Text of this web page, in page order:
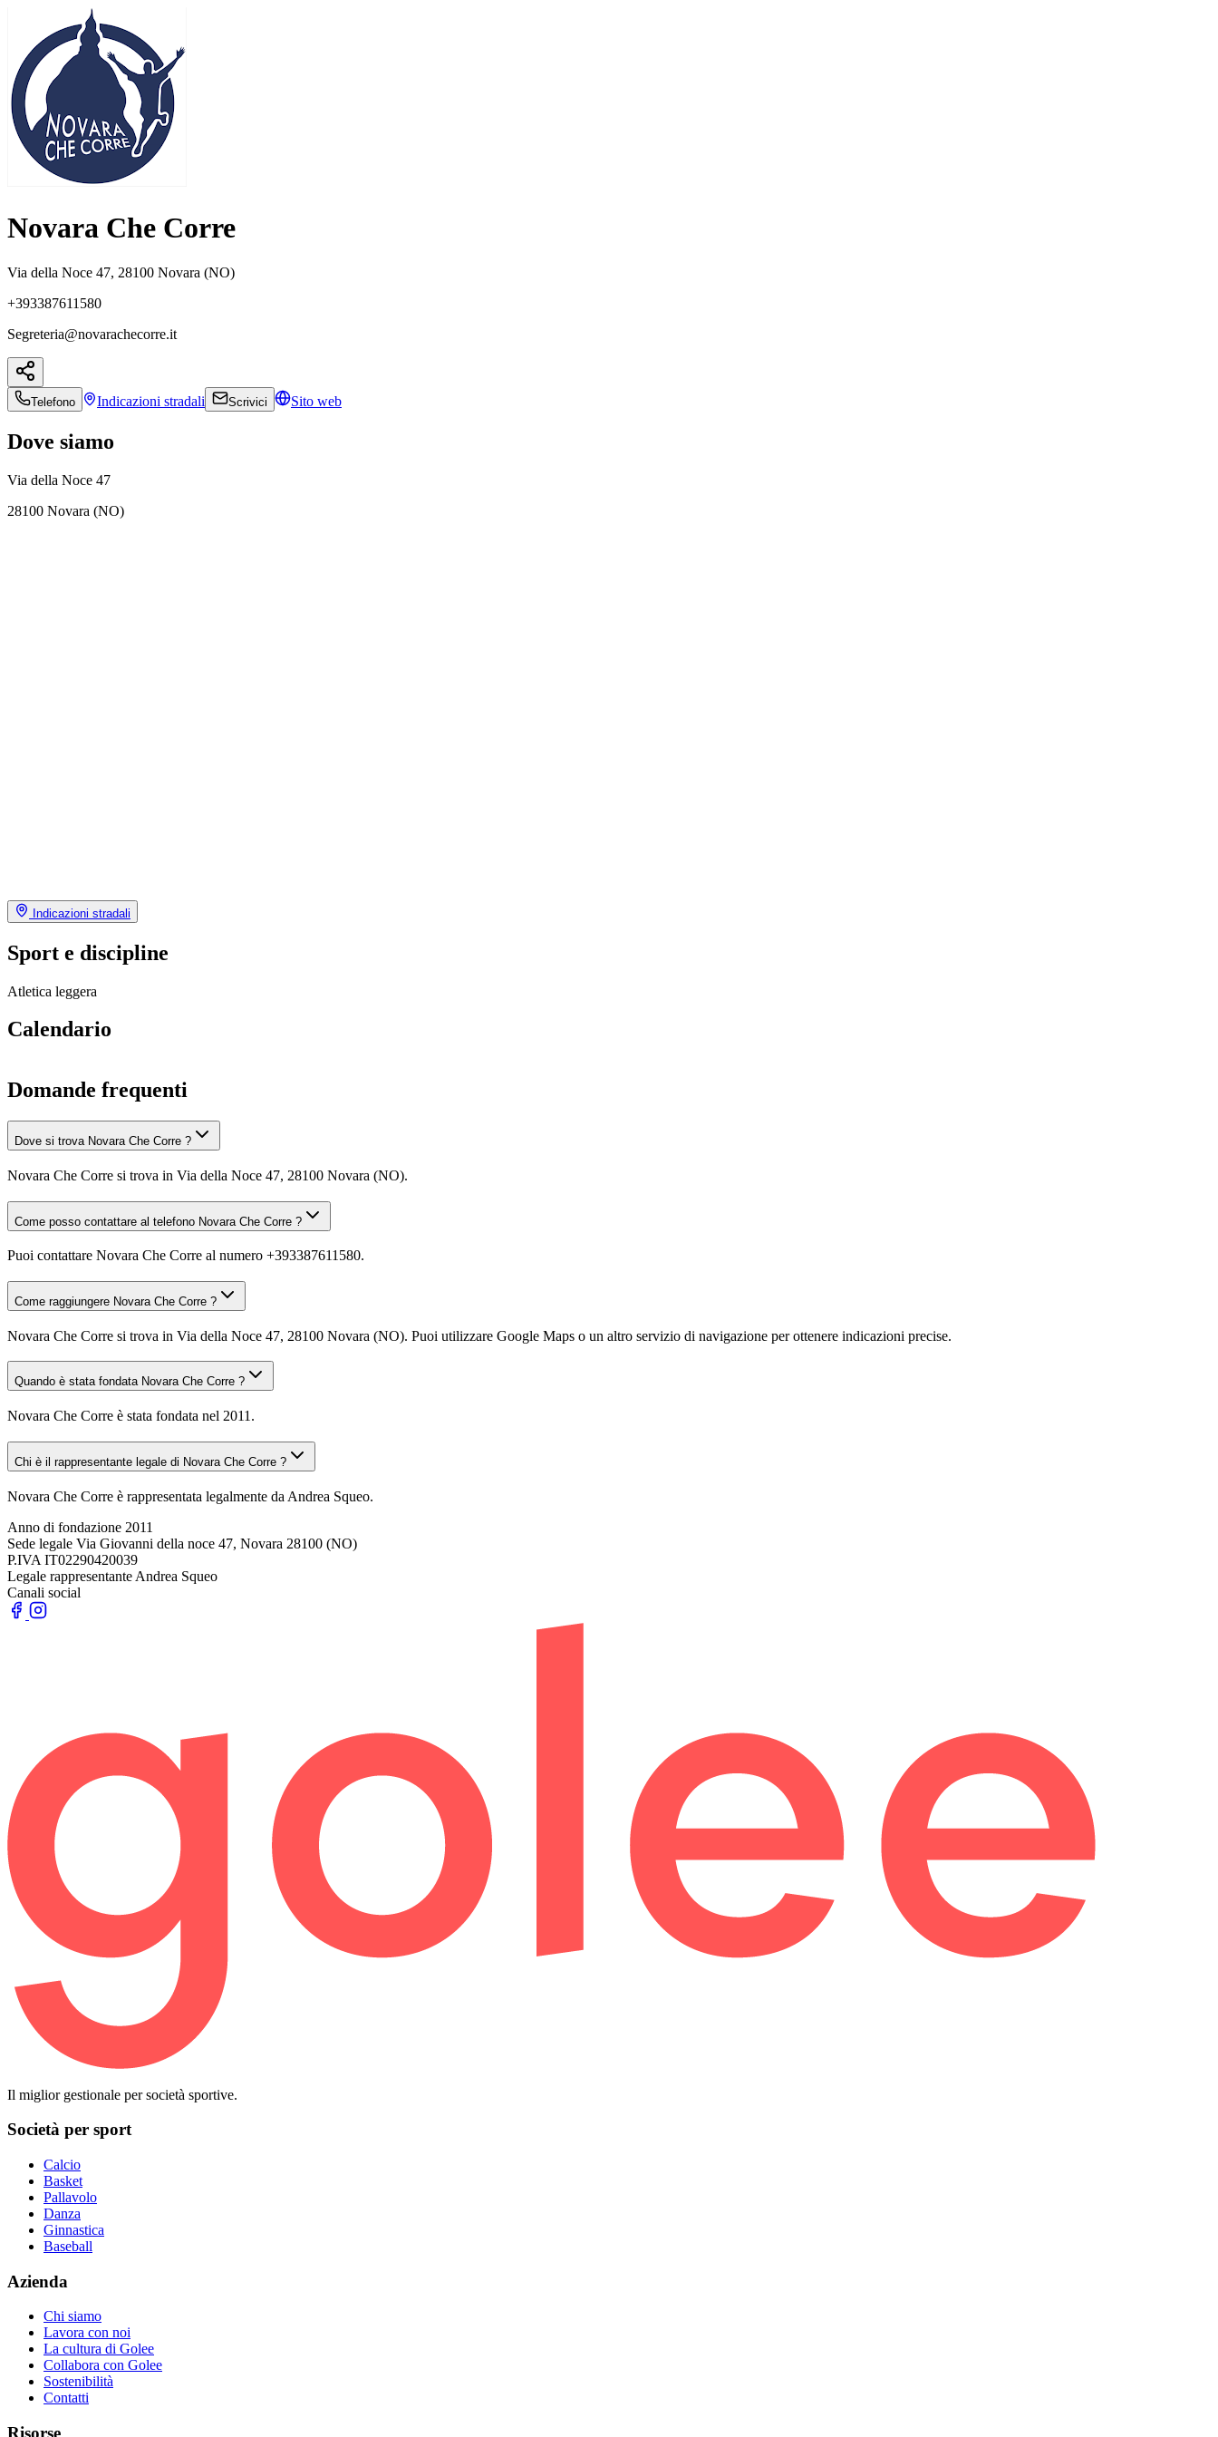
Novara Che Corre
Via della Noce 47, 28100 Novara (NO)
+393387611580
Segreteria@novarachecorre.it
Telefono Indicazioni stradali Scrivici Sito web
Dove siamo
Via della Noce 47
28100 Novara (NO)
Indicazioni stradali
Sport e discipline
Atletica leggera
Calendario
Domande frequenti
Dove si trova Novara Che Corre ?
Novara Che Corre si trova in Via della Noce 47, 28100 Novara (NO).
Come posso contattare al telefono Novara Che Corre ?
Puoi contattare Novara Che Corre al numero +393387611580.
Come raggiungere Novara Che Corre ?
Novara Che Corre si trova in Via della Noce 47, 28100 Novara (NO). Puoi utilizzare Google Maps o un altro servizio di navigazione per ottenere indicazioni precise.
Quando è stata fondata Novara Che Corre ?
Novara Che Corre è stata fondata nel 2011.
Chi è il rappresentante legale di Novara Che Corre ?
Novara Che Corre è rappresentata legalmente da Andrea Squeo.
Anno di fondazione 2011
Sede legale Via Giovanni della noce 47, Novara 28100 (NO)
P.IVA IT02290420039
Legale rappresentante Andrea Squeo
Canali social
Il miglior gestionale per società sportive.
Società per sport
Calcio
Basket
Pallavolo
Danza
Ginnastica
Baseball
Azienda
Chi siamo
Lavora con noi
La cultura di Golee
Collabora con Golee
Sostenibilità
Contatti
Risorse